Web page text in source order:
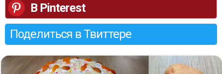
В Pinterest
Поделиться в Твиттере